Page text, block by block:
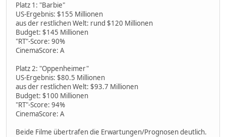
Platz 1: "Barbie"
US-Ergebnis: $155 Millionen
aus der restlichen Welt: rund $120 Millionen
Budget: $145 Millionen
"RT"-Score: 90%
CinemaScore: A
Platz 2: "Oppenheimer"
US-Ergebnis: $80.5 Millionen
aus der restlichen Welt: $93.7 Millionen
Budget: $100 Millionen
"RT"-Score: 94%
CinemaScore: A
Beide Filme übertrafen die Erwartungen/Prognosen deutlich.